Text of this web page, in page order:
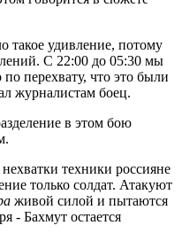
такое удивление, потому
С 22:00 до 05:30 мы
перехвату, что это были
журналистам боец.
в этом бою
техники россияне
только солдат. Атакуют
живой силой и пытаются
- Бахмут остается